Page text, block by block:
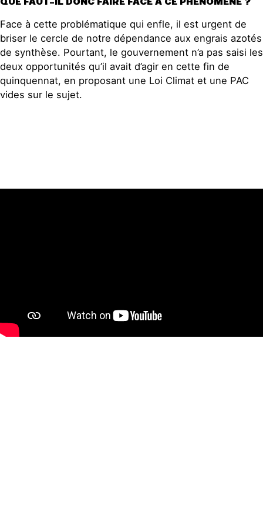
Face à cette problématique qui enfle, il est urgent de
briser le cercle de notre dépendance aux engrais azotés
de synthèse. Pourtant, le gouvernement n’a pas saisi les
deux opportunités qu’il avait d’agir en cette fin de
quinquennat, en proposant une Loi Climat et une PAC
vides sur le sujet.